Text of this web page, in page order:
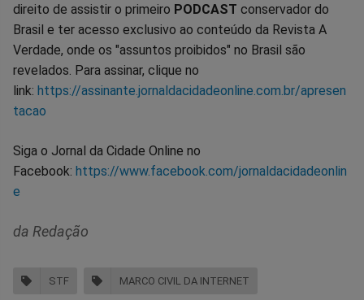
direito de assistir o primeiro PODCAST conservador do
Brasil e ter acesso exclusivo ao conteúdo da Revista A
Verdade, onde os "assuntos proibidos" no Brasil são
revelados. Para assinar, clique no
link: https://assinante.jornaldacidadeonline.com.br/apresen
tacao
Siga o Jornal da Cidade Online no
Facebook: https://www.facebook.com/jornaldacidadeonlin
e
da Redação
STF MARCO CIVIL DA INTERNET